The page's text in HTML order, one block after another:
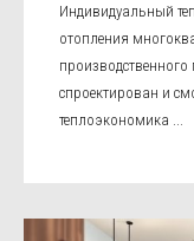
Индивидуальный
отопления
спроектирован и
теплоэкономика ...